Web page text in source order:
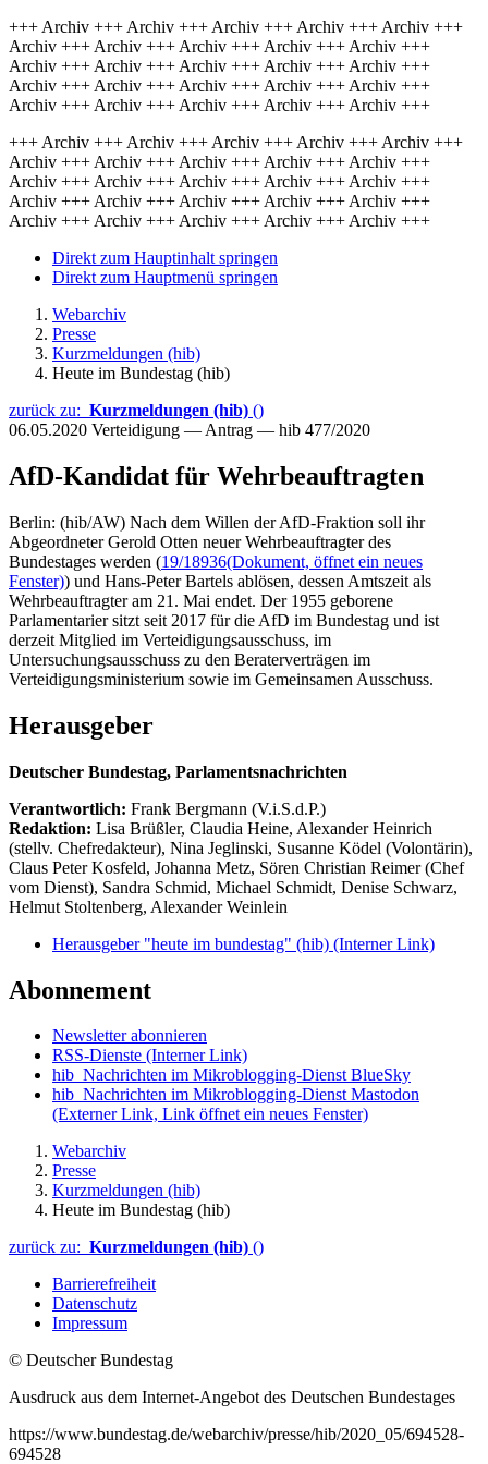
+++ Archiv +++ Archiv +++ Archiv +++ Archiv +++ Archiv +++
Archiv +++ Archiv +++ Archiv +++ Archiv +++ Archiv +++
Archiv +++ Archiv +++ Archiv +++ Archiv +++ Archiv +++
Archiv +++ Archiv +++ Archiv +++ Archiv +++ Archiv +++
Archiv +++ Archiv +++ Archiv +++ Archiv +++ Archiv +++
+++ Archiv +++ Archiv +++ Archiv +++ Archiv +++ Archiv +++
Archiv +++ Archiv +++ Archiv +++ Archiv +++ Archiv +++
Archiv +++ Archiv +++ Archiv +++ Archiv +++ Archiv +++
Archiv +++ Archiv +++ Archiv +++ Archiv +++ Archiv +++
Archiv +++ Archiv +++ Archiv +++ Archiv +++ Archiv +++
Direkt zum Hauptinhalt springen
Direkt zum Hauptmenü springen
Webarchiv
Presse
Kurzmeldungen (hib)
Heute im Bundestag (hib)
zurück zu: Kurzmeldungen (hib) ()
06.05.2020 Verteidigung — Antrag — hib 477/2020
AfD-Kandidat für Wehrbeauftragten
Berlin: (hib/AW) Nach dem Willen der AfD-Fraktion soll ihr
Abgeordneter Gerold Otten neuer Wehrbeauftragter des
Bundestages werden (19/18936(Dokument, öffnet ein neues
Fenster)) und Hans-Peter Bartels ablösen, dessen Amtszeit als
Wehrbeauftragter am 21. Mai endet. Der 1955 geborene
Parlamentarier sitzt seit 2017 für die AfD im Bundestag und ist
derzeit Mitglied im Verteidigungsausschuss, im
Untersuchungsausschuss zu den Beraterverträgen im
Verteidigungsministerium sowie im Gemeinsamen Ausschuss.
Herausgeber
Deutscher Bundestag, Parlamentsnachrichten
Verantwortlich: Frank Bergmann (V.i.S.d.P.)
Redaktion: Lisa Brüßler, Claudia Heine, Alexander Heinrich
(stellv. Chefredakteur), Nina Jeglinski, Susanne Ködel (Volontärin),
Claus Peter Kosfeld, Johanna Metz, Sören Christian Reimer (Chef
vom Dienst), Sandra Schmid, Michael Schmidt, Denise Schwarz,
Helmut Stoltenberg, Alexander Weinlein
Herausgeber "heute im bundestag" (hib) (Interner Link)
Abonnement
Newsletter abonnieren
RSS-Dienste (Interner Link)
hib_Nachrichten im Mikroblogging-Dienst BlueSky
hib_Nachrichten im Mikroblogging-Dienst Mastodon
(Externer Link, Link öffnet ein neues Fenster)
Webarchiv
Presse
Kurzmeldungen (hib)
Heute im Bundestag (hib)
zurück zu: Kurzmeldungen (hib) ()
Barrierefreiheit
Datenschutz
Impressum
© Deutscher Bundestag
Ausdruck aus dem Internet-Angebot des Deutschen Bundestages
https://www.bundestag.de/webarchiv/presse/hib/2020_05/694528-
694528